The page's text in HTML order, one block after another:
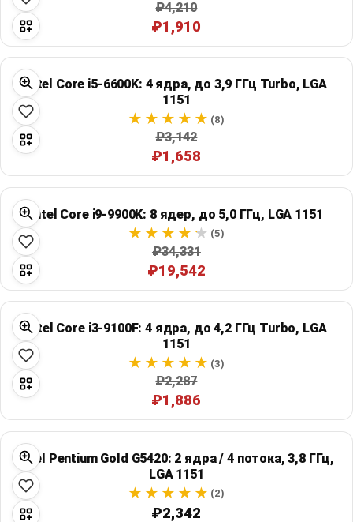
₽4,210
₽1,910
Intel Core i5-6600K: 4 ядра, до 3,9 ГГц Turbo, LGA
1151
(8)
₽3,142
₽1,658
Intel Core i9-9900K: 8 ядер, до 5,0 ГГц, LGA 1151
(5)
₽34,331
₽19,542
Intel Core i3-9100F: 4 ядра, до 4,2 ГГц Turbo, LGA
1151
(3)
₽2,287
₽1,886
Intel Pentium Gold G5420: 2 ядра / 4 потока, 3,8 ГГц,
LGA 1151
(2)
₽2,342